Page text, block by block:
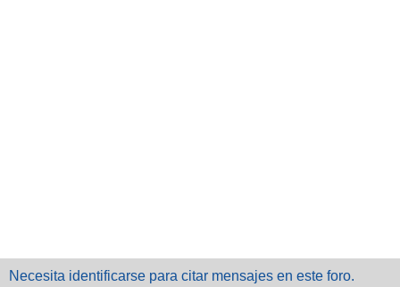
Necesita identificarse para citar mensajes en este foro.